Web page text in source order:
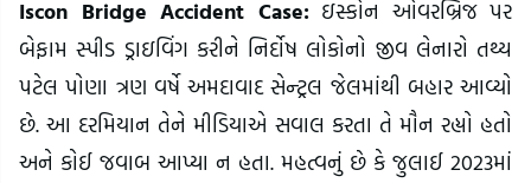
Iscon Bridge Accident Case:ઇસ્કોન ઓવરબ્રિજ પર
બેફામ સ્પીડ ડ્રાઇવિંગ કરીને નિર્દોષ લોકોનો જીવ લેનારો તથ્ય
પટેલ પોણા ત્રણ વર્ષે અમદાવાદ સેન્ટ્રલ જેલમાંથી બહાર આવ્યો
છે. આ દરમિયાન તેને મીડિયાએ સવાલ કરતા તે મૌન રહ્યો હતો
અને કોઈ જવાબ આપ્યા ન હતા. મહત્વનું છે કે જુલાઈ 2023માં